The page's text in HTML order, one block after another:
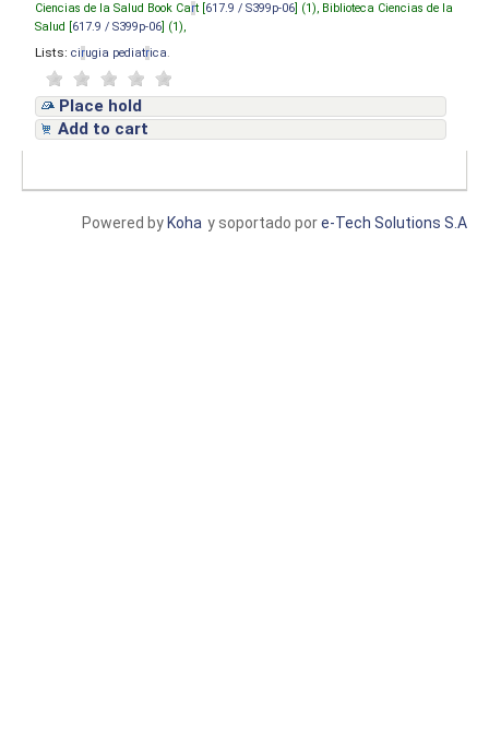
Ciencias de la Salud Book Cart [ 617.9 / S399p-06 ] (1), Biblioteca Ciencias de la
Salud [ 617.9 / S399p-06 ] (1),
Lists: cirugia pediatrica
Place hold
Add to cart
y soportado pore-Tech Solutions S.A
Powered by Koha